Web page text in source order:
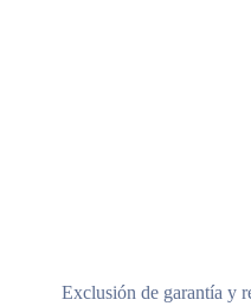
Exclusión de garantía y